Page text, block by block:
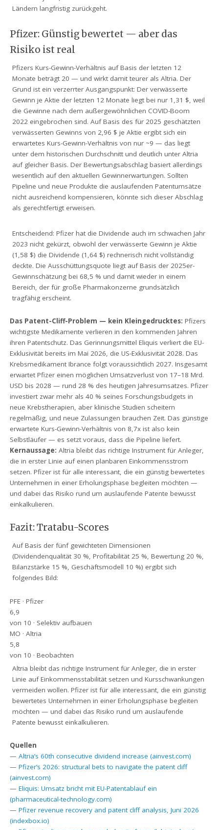
Ländern langfristig zurückgeht.
Pfizer: Günstig bewertet — aber das
Risiko ist real
Pfizers Kurs-Gewinn-Verhältnis auf Basis der letzten 12
Monate beträgt 20 — und wirkt damit teurer als Altria. Der
Grund ist ein verzerrter Ausgangspunkt: Der verwässerte
Gewinn je Aktie der letzten 12 Monate liegt bei nur 1,31 $, weil
die Gewinne nach dem außergewöhnlichen COVID-Boom
2022 eingebrochen sind. Auf Basis des für 2025 geschätzten
verwässerten Gewinns von 2,96 $ je Aktie ergibt sich ein
erwartetes Kurs-Gewinn-Verhältnis von nur ~9 — das liegt
unter dem historischen Durchschnitt und deutlich unter Altria
auf gleicher Basis. Der Bewertungsabschlag basiert allerdings
wesentlich auf den aktuellen Gewinnerwartungen. Sollten
Pipeline und neue Produkte die auslaufenden Patentumsätze
nicht ausreichend kompensieren, könnte sich dieser Abschlag
als gerechtfertigt erweisen.
Entscheidend: Pfizer hat die Dividende auch im schwachen Jahr
2023 nicht gekürzt, obwohl der verwässerte Gewinn je Aktie
(1,58 $) die Dividende (1,64 $) rechnerisch nicht vollständig
deckte. Die Ausschüttungsquote liegt auf Basis der 2025er-
Gewinnschätzung bei 68,5 % und damit wieder in einem
Bereich, der für große Pharmakonzerne grundsätzlich
tragfähig erscheint.
Das Patent-Cliff-Problem — kein Kleingedrucktes: Pfizers
wichtigste Medikamente verlieren in den kommenden Jahren
ihren Patentschutz. Das Gerinnungsmittel Eliquis verliert die EU-
Exklusivität bereits im Mai 2026, die US-Exklusivität 2028. Das
Krebsmedikament Ibrance folgt voraussichtlich 2027. Insgesamt
erwartet Pfizer einen möglichen Umsatzverlust von 17–18 Mrd.
USD bis 2028 — rund 28 % des heutigen Jahresumsatzes. Pfizer
investiert zwar mehr als 40 % seines Forschungsbudgets in
neue Krebstherapien, aber klinische Studien scheitern
regelmäßig, und neue Zulassungen brauchen Zeit. Das günstige
erwartete Kurs-Gewinn-Verhältnis von 8,7x ist also kein
Selbstläufer — es setzt voraus, dass die Pipeline liefert.
Kernaussage: Altria bleibt das richtige Instrument für Anleger,
die in erster Linie auf einen planbaren Einkommensstrom
setzen. Pfizer ist für alle interessant, die ein günstig bewertetes
Unternehmen in einer Erholungsphase begleiten möchten —
und dabei das Risiko rund um auslaufende Patente bewusst
einkalkulieren.
Fazit: Tratabu-Scores
Auf Basis der fünf gewichteten Dimensionen
(Dividendenqualität 30 %, Profitabilität 25 %, Bewertung 20 %,
Bilanzstärke 15 %, Geschäftsmodell 10 %) ergibt sich
folgendes Bild:
PFE · Pfizer
6,9
von 10 · Selektiv aufbauen
MO · Altria
5,8
von 10 · Beobachten
Altria bleibt das richtige Instrument für Anleger, die in erster
Linie auf Einkommensstabilität setzen und Kursschwankungen
vermeiden wollen. Pfizer ist für alle interessant, die ein günstig
bewertetes Unternehmen in einer Erholungsphase begleiten
möchten — und dabei das Risiko rund um auslaufende
Patente bewusst einkalkulieren.
Quellen
—Altria’s 60th consecutive dividend increase (ainvest.com)
—Pfizer’s 2026: structural bets to navigate the patent cliff
(ainvest.com)
—Eliquis: Umsatz bricht mit EU-Patentablauf ein
(pharmaceutical-technology.com)
—Pfizer revenue recovery and patent cliff analysis, Juni 2026
(indexbox.io)